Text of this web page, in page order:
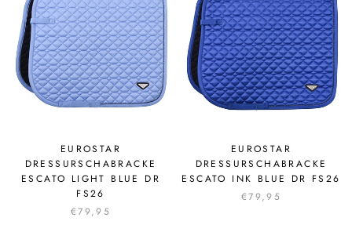
EUROSTAR
DRESSURSCHABRACKE
ESCATO LIGHT BLUE DR
FS26
€79,95
EUROSTAR
DRESSURSCHABRACKE
ESCATO INK BLUE DR FS26
€79,95